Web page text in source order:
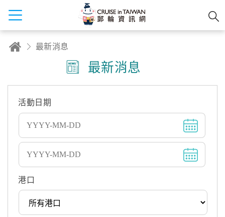
最新消息
最新消息
活動日期
港口